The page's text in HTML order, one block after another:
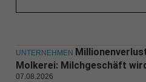
UNTERNEHMEN
Molkerei: Milchgeschäft
07.08.2026